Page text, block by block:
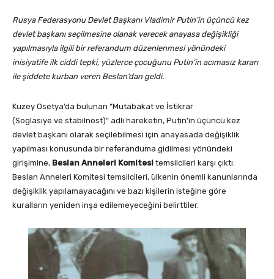
Rusya Federasyonu Devlet Başkanı Vladimir Putin’in üçüncü kez
devlet başkanı seçilmesine olanak verecek anayasa değişikliği
yapılmasıyla ilgili bir referandum düzenlenmesi yönündeki
inisiyatife ilk ciddi tepki, yüzlerce çocuğunu Putin’in acımasız kararı
ile şiddete kurban veren Beslan’dan geldi.
Kuzey Osetya’da bulunan “Mutabakat ve İstikrar
(Soglasiye ve stabilnost)” adlı hareketin, Putin’in üçüncü kez
devlet başkanı olarak seçilebilmesi için anayasada değişiklik
yapılması konusunda bir referanduma gidilmesi yönündeki
girişimine, Beslan Anneleri Komitesi temsilcileri karşı çıktı.
Beslan Anneleri Komitesi temsilcileri, ülkenin önemli kanunlarında
değişiklik yapılamayacağını ve bazı kişilerin isteğine göre
kuralların yeniden inşa edilemeyeceğini belirttiler.